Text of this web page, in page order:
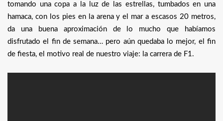
tomando una copa a la luz de las estrellas, tumbados en una
hamaca, con los pies en la arena y el mar a escasos 20 metros,
da una buena aproximación de lo mucho que habíamos
disfrutado el fin de semana… pero aún quedaba lo mejor, el fin
de fiesta, el motivo real de nuestro viaje: la carrera de F1.